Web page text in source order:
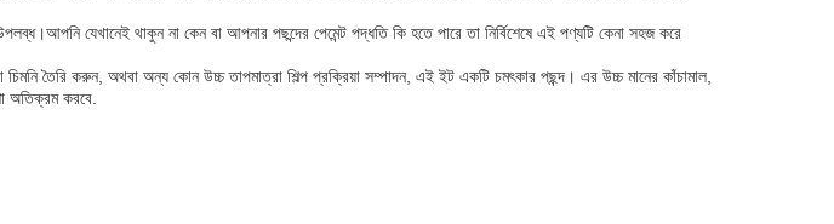
যেখানেই থাকুন না কেন বা আপনার পছন্দের পেমেন্ট পদ্ধতি কি হতে পারে তা নির্বিশেষে এই পণ্যটি কেনা সহজ করে
তৈরি করুন, অথবা অন্য কোন উচ্চ তাপমাত্রা শিল্প প্রক্রিয়া সম্পাদন, এই ইট একটি চমৎকার পছন্দ। এর উচ্চ মানের কাঁচামাল,
অতিক্রম করবে.